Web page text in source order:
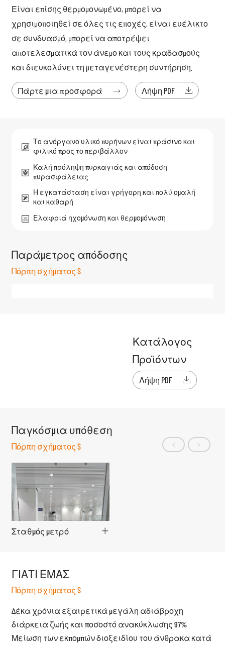
Είναι επίσης θερμομονωμένο, μπορεί να
χρησιμοποιηθεί σε όλες τις εποχές, είναι ευέλικτο
σε συνδυασμό, μπορεί να αποτρέψει
αποτελεσματικά τον άνεμο και τους κραδασμούς
και διευκολύνει τη μεταγενέστερη συντήρηση.
Πάρτε μια προσφορά  Λήψη PDF 
Το ανόργανο υλικό πυρήνων είναι πράσινο και
φιλικό προς το περιβάλλον
Καλή πρόληψη πυρκαγιάς και απόδοση
πυρασφάλειας
Η εγκατάσταση είναι γρήγορη και πολύ ομαλή
και καθαρή
Ελαφριά ηχομόνωση και θερμομόνωση
Παράμετρος απόδοσης
Πόρπη σχήματος S
Κατάλογος
Προϊόντων
Λήψη PDF 
Παγκόσμια υπόθεση
Πόρπη σχήματος S
Σταθμός μετρό
ΓΙΑΤΙ ΕΜΑΣ
Πόρπη σχήματος S
Δέκα χρόνια εξαιρετικά μεγάλη αδιάβροχη
διάρκεια ζωής και ποσοστό ανακύκλωσης 97%
Μείωση των εκπομπών διοξειδίου του άνθρακα κατά